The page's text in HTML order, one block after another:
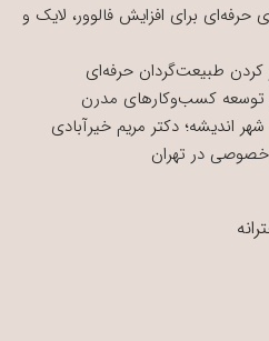
حرفه‌ای برای افزایش فالوور، لایک و
کردن طبیعت‌گردان حرفه‌ای
توسعه کسب‌وکارهای مدرن
اندیشه؛ دکتر مریم خیرآبادی
در تهران